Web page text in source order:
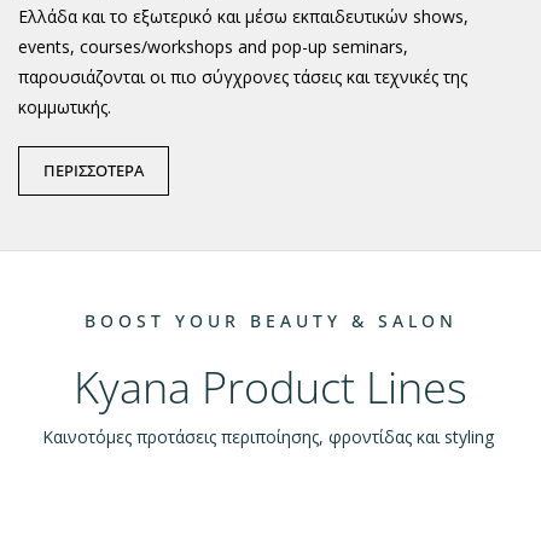
Ελλάδα και το εξωτερικό και μέσω εκπαιδευτικών shows,
events, courses/workshops and pop-up seminars,
παρουσιάζονται οι πιο σύγχρονες τάσεις και τεχνικές της
κομμωτικής.
ΠΕΡΙΣΣΟΤΕΡΑ
BOOST YOUR BEAUTY & SALON
Kyana Product Lines
Καινοτόμες προτάσεις περιποίησης, φροντίδας και styling